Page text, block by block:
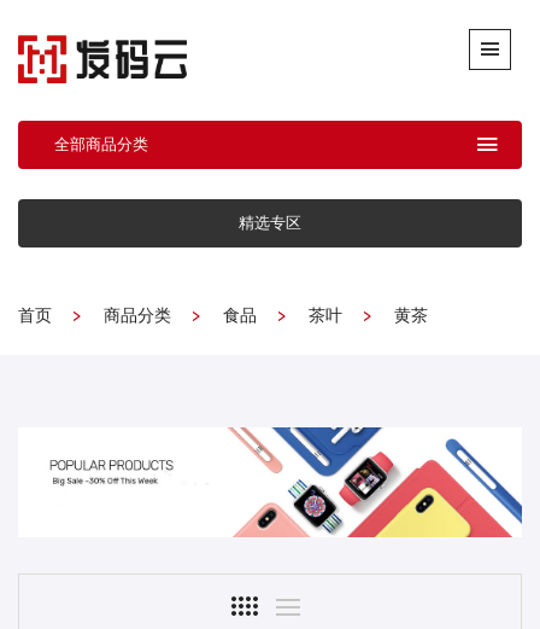
全部商品分类
精选专区
首页 商品分类 食品 茶叶 黄茶